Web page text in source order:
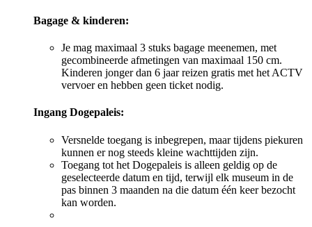
Bagage & kinderen:
Je mag maximaal 3 stuks bagage meenemen, met
gecombineerde afmetingen van maximaal 150 cm.
Kinderen jonger dan 6 jaar reizen gratis met het ACTV
vervoer en hebben geen ticket nodig.
Ingang Dogepaleis:
Versnelde toegang is inbegrepen, maar tijdens piekuren
kunnen er nog steeds kleine wachttijden zijn.
Toegang tot het Dogepaleis is alleen geldig op de
geselecteerde datum en tijd, terwijl elk museum in de
pas binnen 3 maanden na die datum één keer bezocht
kan worden.